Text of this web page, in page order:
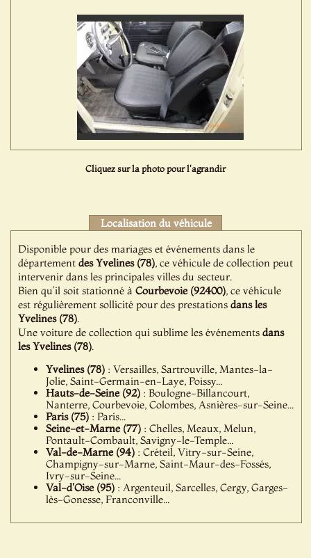
Cliquez sur la photo pour l'agrandir
Localisation du véhicule
Disponible pour des mariages et événements dans le
départementdes Yvelines (78), ce véhicule de collection peut
intervenir dans les principales villes du secteur.
Bien qu’il soit stationné àCourbevoie (92400), ce véhicule
est régulièrement sollicité pour des prestationsdans les
Yvelines (78).
Une voiture de collection qui sublime les événementsdans
les Yvelines (78).
Yvelines (78) : Versailles, Sartrouville, Mantes-la-
Jolie, Saint-Germain-en-Laye, Poissy...
Hauts-de-Seine (92) : Boulogne-Billancourt,
Nanterre, Courbevoie, Colombes, Asnières-sur-Seine...
Paris (75) : Paris...
Seine-et-Marne (77) : Chelles, Meaux, Melun,
Pontault-Combault, Savigny-le-Temple...
Val-de-Marne (94) : Créteil, Vitry-sur-Seine,
Champigny-sur-Marne, Saint-Maur-des-Fossés,
Ivry-sur-Seine...
Val-d'Oise (95) : Argenteuil, Sarcelles, Cergy, Garges-
lès-Gonesse, Franconville...